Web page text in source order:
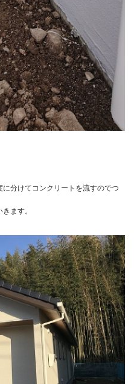
分けてコンクリートを流すのでつ
ます。